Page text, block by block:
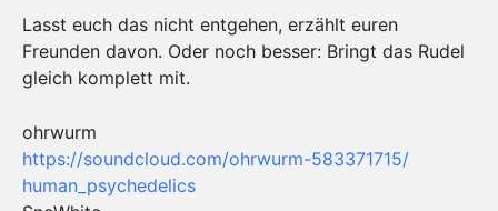
Lasst euch das nicht entgehen, erzählt euren
Freunden davon. Oder noch besser: Bringt das Rudel
gleich komplett mit.
ohrwurm
https://soundcloud.com/ohrwurm-583371715/
human_psychedelics